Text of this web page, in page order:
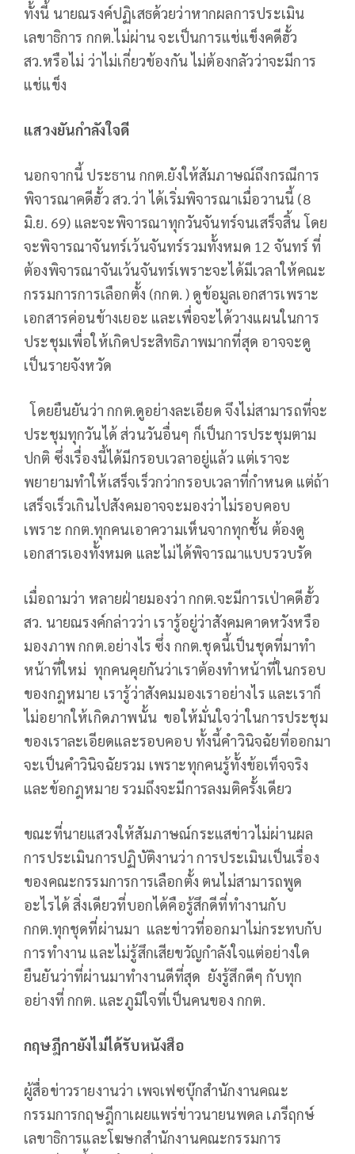
ทั้งนี้ นายณรงค์ปฏิเสธด้วยว่าหากผลการประเมิน
เลขาธิการ กกต.ไม่ผ่าน จะเป็นการแช่แข็งคดีฮั้ว
สว.หรือไม่ ว่าไม่เกี่ยวข้องกัน ไม่ต้องกลัวว่าจะมีการ
แช่แข็ง
แสวงยันกำลังใจดี
นอกจากนี้ ประธาน กกต.ยังให้สัมภาษณ์ถึงกรณีการ
พิจารณาคดีฮั้ว สว.ว่า ได้เริ่มพิจารณาเมื่อวานนี้ (8
มิ.ย. 69) และจะพิจารณาทุกวันจันทร์จนเสร็จสิ้น โดย
จะพิจารณาจันทร์เว้นจันทร์รวมทั้งหมด 12 จันทร์ ที่
ต้องพิจารณาจันเว้นจันทร์เพราะจะได้มีเวลาให้คณะ
กรรมการการเลือกตั้ง (กกต. ) ดูข้อมูลเอกสารเพราะ
เอกสารค่อนข้างเยอะ และเพื่อจะได้วางแผนในการ
ประชุมเพื่อให้เกิดประสิทธิภาพมากที่สุด อาจจะดู
เป็นรายจังหวัด
โดยยืนยันว่า กกต.ดูอย่างละเอียด จึงไม่สามารถที่จะ
ประชุมทุกวันได้ ส่วนวันอื่นๆ ก็เป็นการประชุมตาม
ปกติ ซึ่งเรื่องนี้ได้มีกรอบเวลาอยู่แล้ว แต่เราจะ
พยายามทำให้เสร็จเร็วกว่ากรอบเวลาที่กำหนด แต่ถ้า
เสร็จเร็วเกินไปสังคมอาจจะมองว่าไม่รอบคอบ
เพราะ กกต.ทุกคนเอาความเห็นจากทุกชั้น ต้องดู
เอกสารเองทั้งหมด และไม่ได้พิจารณาแบบรวบรัด
เมื่อถามว่า หลายฝ่ายมองว่า กกต.จะมีการเป่าคดีฮั้ว
สว. นายณรงค์กล่าวว่า เรารู้อยู่ว่าสังคมคาดหวังหรือ
มองภาพ กกต.อย่างไร ซึ่ง กกต.ชุดนี้เป็นชุดที่มาทำ
หน้าที่ใหม่ ทุกคนคุยกันว่าเราต้องทำหน้าที่ในกรอบ
ของกฎหมาย เรารู้ว่าสังคมมองเราอย่างไร และเราก็
ไม่อยากให้เกิดภาพนั้น ขอให้มั่นใจว่าในการประชุม
ของเราละเอียดและรอบคอบ ทั้งนี้คำวินิจฉัยที่ออกมา
จะเป็นคำวินิจฉัยรวม เพราะทุกคนรู้ทั้งข้อเท็จจริง
และข้อกฎหมาย รวมถึงจะมีการลงมติครั้งเดียว
ขณะที่นายแสวงให้สัมภาษณ์กระแสข่าวไม่ผ่านผล
การประเมินการปฏิบัติงานว่า การประเมินเป็นเรื่อง
ของคณะกรรมการการเลือกตั้ง ตนไม่สามารถพูด
อะไรได้ สิ่งเดียวที่บอกได้คือรู้สึกดีที่ทำงานกับ
กกต.ทุกชุดที่ผ่านมา และข่าวที่ออกมาไม่กระทบกับ
การทำงาน และไม่รู้สึกเสียขวัญกำลังใจแต่อย่างใด
ยืนยันว่าที่ผ่านมาทำงานดีที่สุด ยังรู้สึกดีๆ กับทุก
อย่างที่ กกต. และภูมิใจที่เป็นคนของ กกต.
กฤษฎีกายังไม่ได้รับหนังสือ
ผู้สื่อข่าวรายงานว่า เพจเฟซบุ๊กสำนักงานคณะ
กรรมการกฤษฎีกาเผยแพร่ข่าวนายนพดล เภรีฤกษ์
เลขาธิการและโฆษกสำนักงานคณะกรรมการ